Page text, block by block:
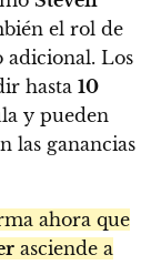
el rol de
Los
hasta 10
y pueden
las ganancias
ahora que
asciende a